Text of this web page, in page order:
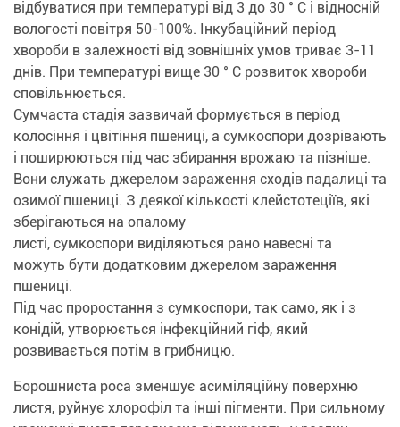
відбуватися при температурі від 3 до 30 ° C і відносній
вологості повітря 50-100%. Інкубаційний період
хвороби в залежності від зовнішніх умов триває 3-11
днів. При температурі вище 30 ° C розвиток хвороби
сповільнюється.
Сумчаста стадія зазвичай формується в період
колосіння і цвітіння пшениці, а сумкоспори дозрівають
і поширюються під час збирання врожаю та пізніше.
Вони служать джерелом зараження сходів падалиці та
озимої пшениці. З деякої кількості клейстотеціїв, які
зберігаються на опалому
листі, сумкоспори виділяються рано навесні та
можуть бути додатковим джерелом зараження
пшениці.
Під час проростання з сумкоспори, так само, як і з
конідій, утворюється інфекційний гіф, який
розвивається потім в грибницю.
Борошниста роса зменшує асиміляційну поверхню
листя, руйнує хлорофіл та інші пігменти. При сильному